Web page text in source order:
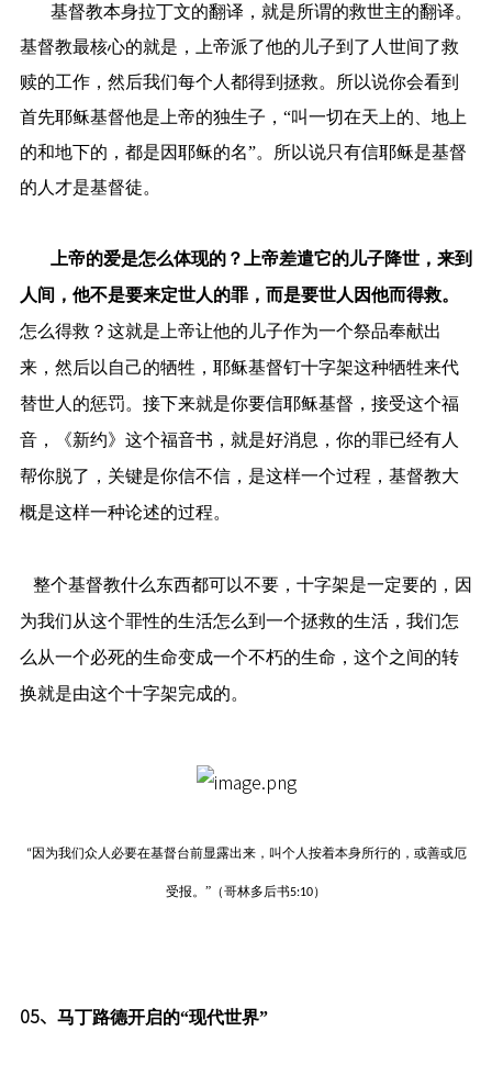
基督教本身拉丁文的翻译，就是所谓的救世主的翻译。
基督教最核心的就是，上帝派了他的儿子到了人世间了救
赎的工作，然后我们每个人都得到拯救。所以说你会看到
首先耶稣基督他是上帝的独生子，“叫一切在天上的、地上
的和地下的，都是因耶稣的名”。所以说只有信耶稣是基督
的人才是基督徒。
上帝的爱是怎么体现的？上帝差遣它的儿子降世，来到
人间，他不是要来定世人的罪，而是要世人因他而得救。
怎么得救？这就是上帝让他的儿子作为一个祭品奉献出
来，然后以自己的牺牲，耶稣基督钉十字架这种牺牲来代
替世人的惩罚。接下来就是你要信耶稣基督，接受这个福
音，《新约》这个福音书，就是好消息，你的罪已经有人
帮你脱了，关键是你信不信，是这样一个过程，基督教大
概是这样一种论述的过程。
整个基督教什么东西都可以不要，十字架是一定要的，因
为我们从这个罪性的生活怎么到一个拯救的生活，我们怎
么从一个必死的生命变成一个不朽的生命，这个之间的转
换就是由这个十字架完成的。
“因为我们众人必要在基督台前显露出来，叫个人按着本身所行的，或善或厄
受报。”（哥林多后书5:10）
05、 马丁路德开启的“现代世界”